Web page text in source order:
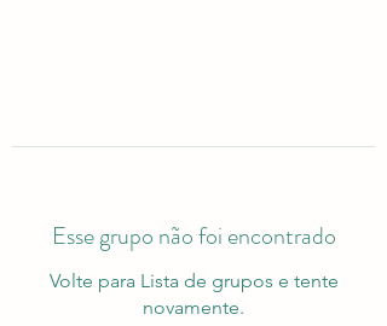
Esse grupo não foi encontrado
Volte para Lista de grupos e tente
novamente.